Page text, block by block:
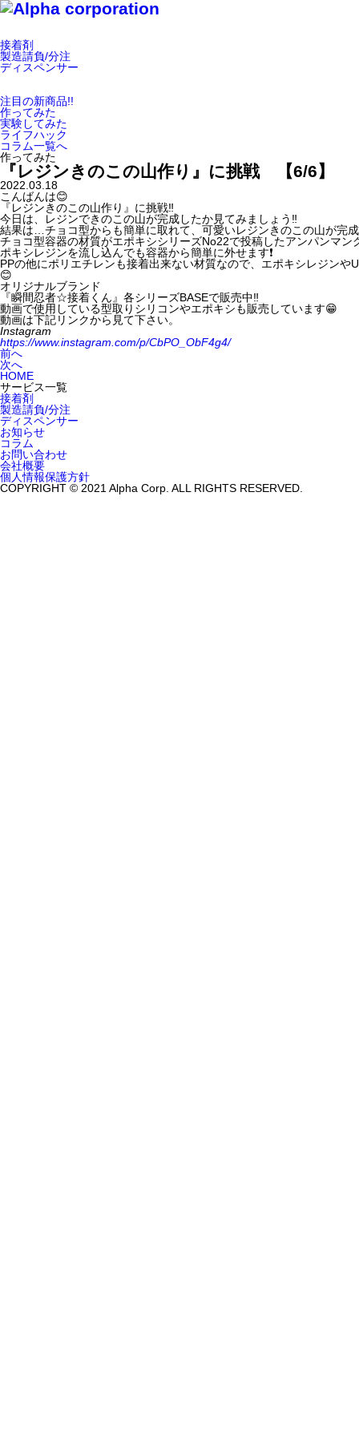
接着剤
製造請負/分注
ディスペンサー
注目の新商品!!
作ってみた
実験してみた
ライフハック
コラム一覧へ
作ってみた
『レジンきのこの山作り』に挑戦 【6/6】
2022.03.18
こんばんは😊
『レジンきのこの山作り』に挑戦‼️
今日は、レジンできのこの山が完成したか見てみましょう‼️
結果は…チョコ型からも簡単に取れて、可愛いレジンきのこの山が完
チョコ型容器の材質がエポキシシリーズNo22で投稿したアンパンマン
ポキシレジンを流し込んでも容器から簡単に外せます❗️
PPの他にポリエチレンも接着出来ない材質なので、エポキシレジンや
😊
オリジナルブランド
『瞬間忍者☆接着くん』各シリーズBASEで販売中‼️
動画で使用している型取りシリコンやエポキシも販売しています😁
動画は下記リンクから見て下さい。
Instagram
https://www.instagram.com/p/CbPO_ObF4g4/
前へ
次へ
HOME
サービス一覧
接着剤
製造請負/分注
ディスペンサー
お知らせ
コラム
お問い合わせ
会社概要
個人情報保護方針
COPYRIGHT © 2021 Alpha Corp. ALL RIGHTS RESERVED.